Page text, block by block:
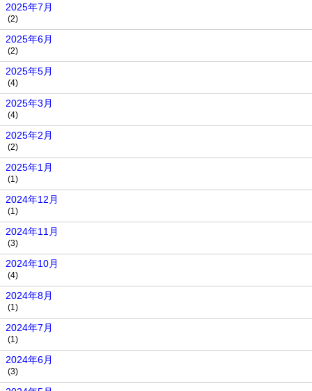
2025年7月
(2)
2025年6月
(2)
2025年5月
(4)
2025年3月
(4)
2025年2月
(2)
2025年1月
(1)
2024年12月
(1)
2024年11月
(3)
2024年10月
(4)
2024年8月
(1)
2024年7月
(1)
2024年6月
(3)